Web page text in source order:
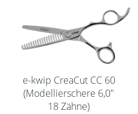
e-kwip CreaCut CC 60
(Modellierschere 6,0"
18 Zähne)